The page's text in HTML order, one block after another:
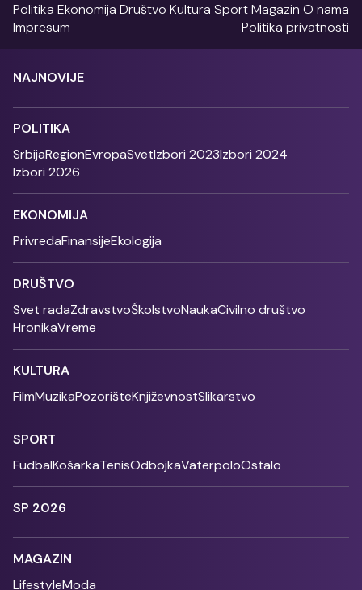
Politika Ekonomija Društvo Kultura SportMagazin O nama
Impresum
Politika privatnosti
NAJNOVIJE
POLITIKA
SrbijaRegionEvropaSvetIzbori 2023Izbori 2024
Izbori 2026
EKONOMIJA
PrivredaFinansijeEkologija
DRUŠTVO
Svet radaZdravstvoŠkolstvoNaukaCivilno društvo
HronikaVreme
KULTURA
FilmMuzikaPozorišteKnjiževnostSlikarstvo
SPORT
FudbalKošarkaTenisOdbojkaVaterpoloOstalo
SP 2026
MAGAZIN
LifestyleModa